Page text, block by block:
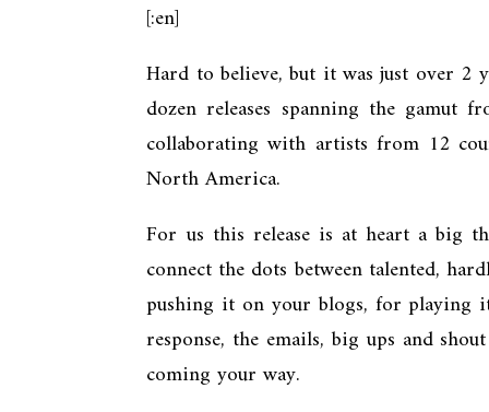
[:en]
Hard to believe, but it was just over 2
dozen releases spanning the
collaborating with artists from 12
North America.
For us this release is at heart a big
connect the dots between talented,
pushing it on your blogs, for playing
response, the emails, big ups and
coming your way.